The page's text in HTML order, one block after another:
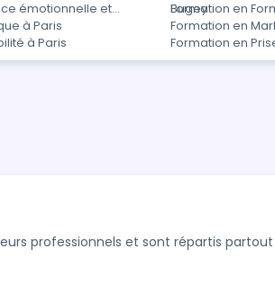
Bugey
émotionnelle et
Formation en
à Paris Formation en
à Paris Formation en
professionnels et sont répartis